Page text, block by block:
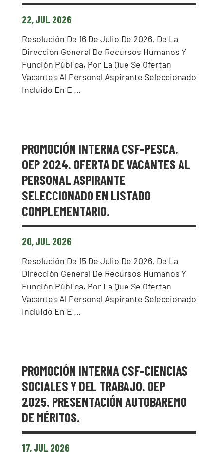
22, JUL 2026
Resolución De 16 De Julio De 2026, De La
Dirección General De Recursos Humanos Y
Función Pública, Por La Que Se Ofertan
Vacantes Al Personal Aspirante Seleccionado
Incluido En El…
PROMOCIÓN INTERNA CSF-PESCA.
OEP 2024. OFERTA DE VACANTES AL
PERSONAL ASPIRANTE
SELECCIONADO EN LISTADO
COMPLEMENTARIO.
20, JUL 2026
Resolución De 15 De Julio De 2026, De La
Dirección General De Recursos Humanos Y
Función Pública, Por La Que Se Ofertan
Vacantes Al Personal Aspirante Seleccionado
Incluido En El…
PROMOCIÓN INTERNA CSF-CIENCIAS
SOCIALES Y DEL TRABAJO. OEP
2025. PRESENTACIÓN AUTOBAREMO
DE MÉRITOS.
17, JUL 2026